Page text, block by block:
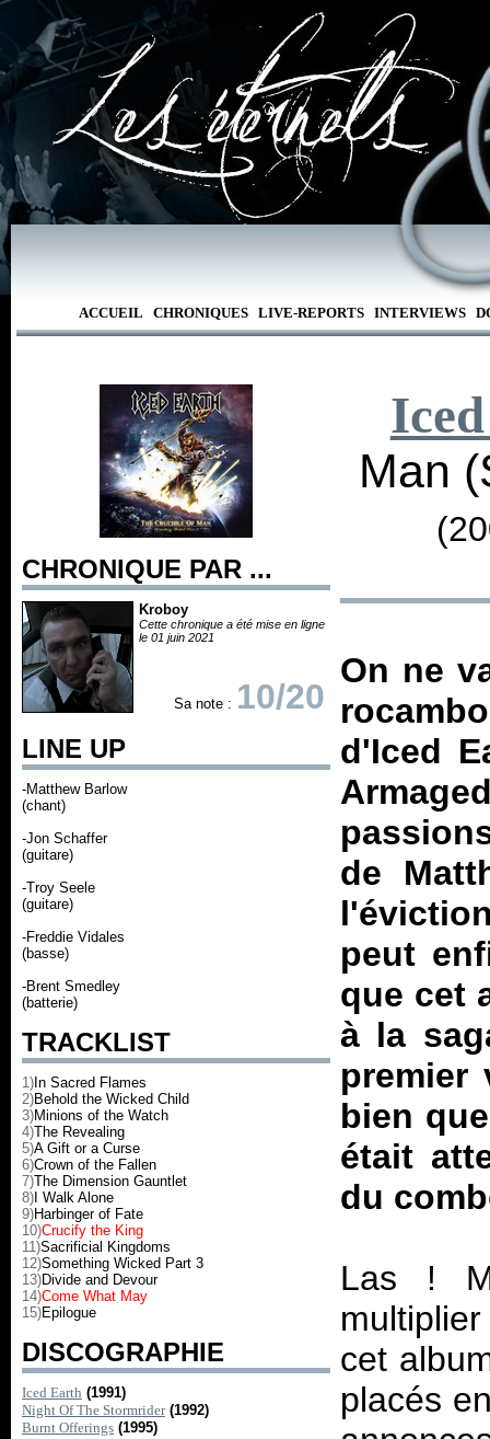
ACCUEIL CHRONIQUES LIVE-REPORTS INTERVIEWS
CHRONIQUE PAR ...
Kroboy
Cette chronique a été mise en ligne
le 01 juin 2021
Sa note : 10/20
LINE UP
-Matthew Barlow
(chant)
-Jon Schaffer
(guitare)
-Troy Seele
(guitare)
-Freddie Vidales
(basse)
-Brent Smedley
(batterie)
TRACKLIST
1) In Sacred Flames
2)Behold the Wicked Child
3)Minions of the Watch
4)The Revealing
5)A Gift or a Curse
6)Crown of the Fallen
7)The Dimension Gauntlet
8) I Walk Alone
9)Harbinger of Fate
10)Crucify the King
11)Sacrificial Kingdoms
12)Something Wicked Part 3
13)Divide and Devour
14)Come What May
15)Epilogue
DISCOGRAPHIE
Iced Earth (1991)
Night Of The Stormrider (1992)
Burnt Offerings (1995)
Man
On ne
d'Iced
de
peut
que cet
à la
premier
bien
était
du
Las !
cet
placés